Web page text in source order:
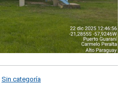
Sin categoría